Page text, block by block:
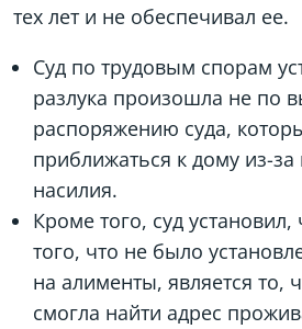
тех лет и не обеспечивал ее.
Суд по трудовым спорам
разлука произошла не по
распоряжению суда,
приближаться к дому из-
насилия.
Кроме того, суд
того, что не было
на алименты, является то,
смогла найти адрес